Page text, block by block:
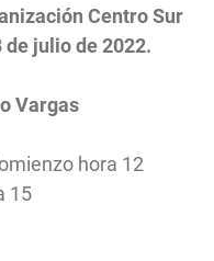
Centro Sur
de julio de 2022.
Vargas
hora 12
15